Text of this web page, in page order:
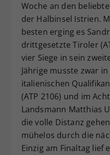
Woche an den
der Halbinsel Istrien.
besten erging es
drittgesetzte Tiroler
vier Siege in sein
Jährige musste zwar
italienischen
(ATP 2106) und im
Landsmann Matthias
die volle Distanz
mühelos durch die
Einzig am Finaltag lief